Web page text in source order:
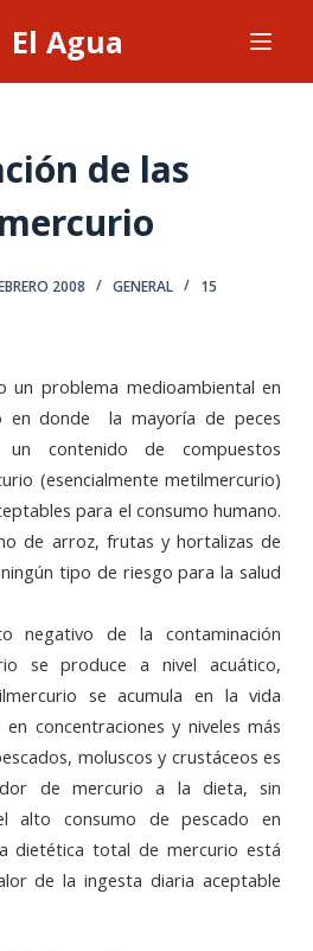
El Agua
de las
2008 GENERAL
15
un problema medioambiental en
en donde
la mayoría de peces
un contenido de compuestos
(esencialmente metilmercurio)
para el consumo humano.
de arroz, frutas y hortalizas de
tipo de riesgo para la salud
negativo de la contaminación
se produce a nivel acuático,
se acumula en la vida
concentraciones y niveles más
moluscos y crustáceos es
de mercurio a la dieta, sin
alto consumo de pescado en
dietética total de mercurio está
de la ingesta diaria aceptable